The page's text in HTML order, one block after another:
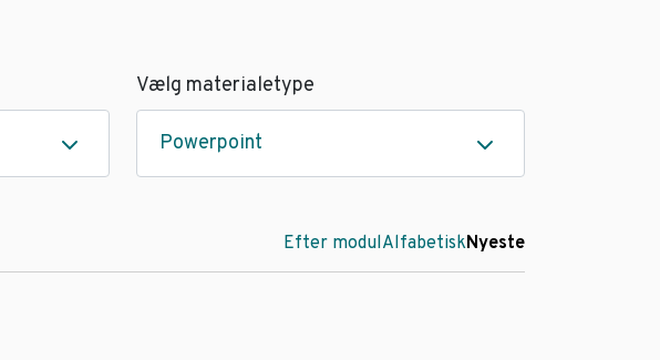
Vælg materialetype
Powerpoint
Efter modulAlfabetiskNyeste